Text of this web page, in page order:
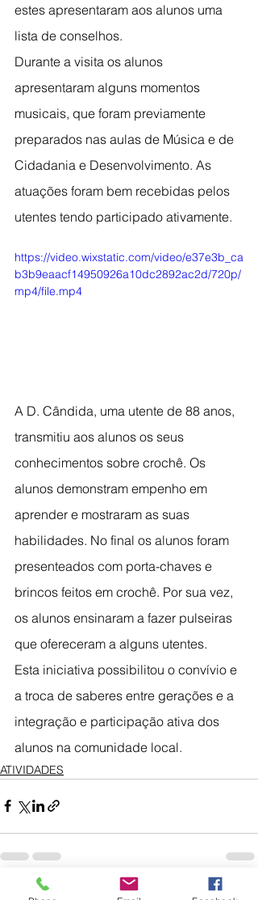
estes apresentaram aos alunos uma
lista de conselhos.
Durante a visita os alunos
apresentaram alguns momentos
musicais, que foram previamente
preparados nas aulas de Música e de
Cidadania e Desenvolvimento. As
atuações foram bem recebidas pelos
utentes tendo participado ativamente.
https://video.wixstatic.com/video/e37e3b_ca
b3b9eaacf14950926a10dc2892ac2d/720p/
mp4/file.mp4
A D. Cândida, uma utente de 88 anos,
transmitiu aos alunos os seus
conhecimentos sobre crochê. Os
alunos demonstram empenho em
aprender e mostraram as suas
habilidades. No final os alunos foram
presenteados com porta-chaves e
brincos feitos em crochê. Por sua vez,
os alunos ensinaram a fazer pulseiras
que ofereceram a alguns utentes.
Esta iniciativa possibilitou o convívio e
a troca de saberes entre gerações e a
integração e participação ativa dos
alunos na comunidade local.
ATIVIDADES